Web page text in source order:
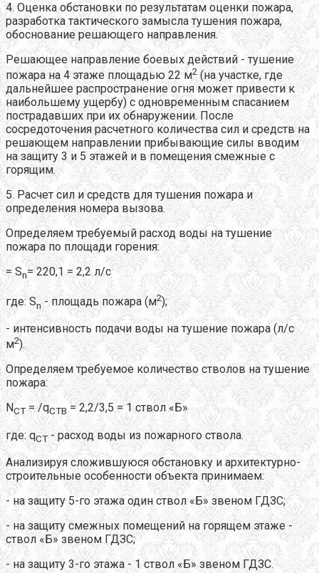
4. Оценка обстановки по результатам оценки пожара,
разработка тактического замысла тушения пожара,
обоснование решающего направления.
Решающее направление боевых действий - тушение
пожара на 4 этаже площадью 22 м2 (на участке, где
дальнейшее распространение огня может привести к
наибольшему ущербу) с одновременным спасанием
пострадавших при их обнаружении. После
сосредоточения расчетного количества сил и средств на
решающем направлении прибывающие силы вводим
на защиту 3 и 5 этажей и в помещения смежные с
горящим.
5. Расчет сил и средств для тушения пожара и
определения номера вызова.
Определяем требуемый расход воды на тушение
пожара по площади горения:
= Sn= 220,1 = 2,2 л/с
где: Sn - площадь пожара (м2);
- интенсивность подачи воды на тушение пожара (л/с
м2).
Определяем требуемое количество стволов на тушение
пожара:
NСТ = /qСТВ = 2,2/3,5 = 1 ствол «Б»
где: qCT- расход воды из пожарного ствола.
Анализируя сложившуюся обстановку и архитектурно-
строительные особенности объекта принимаем:
- на защиту 5-го этажа один ствол «Б» звеном ГДЗС;
- на защиту смежных помещений на горящем этаже -
ствол «Б» звеном ГДЗС;
- на защиту 3-го этажа - 1 ствол «Б» звеном ГДЗС.